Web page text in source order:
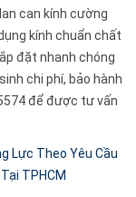
can kính cường
kính chuẩn chất
đặt nhanh chóng
chi phí, bảo hành
để được tư vấn
Lực Theo Yêu Cầu
TPHCM